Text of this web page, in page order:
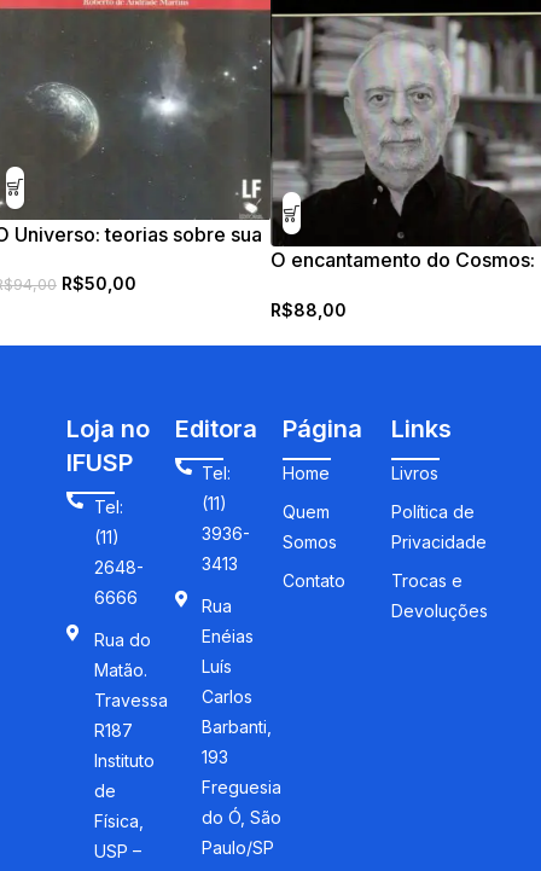
Universo: teorias sobre sua
94,00 R$50,00
O encantamento do Cosmos:
de Mario Novello
R$88,00
Loja no
IFUSP
Tel:
(11)
2648-
6666
Rua do
Matão.
Travessa
R187
Instituto
de
Física,
USP –
Editora
Tel:
(11)
3936-
3413
Rua
Enéias
Luís
Carlos
Barbanti,
193
Freguesia
do Ó, São
Paulo/SP
Página
Home
Quem
Somos
Contato
Links
Livros
Política de
Privacidade
Trocas e
Devoluções